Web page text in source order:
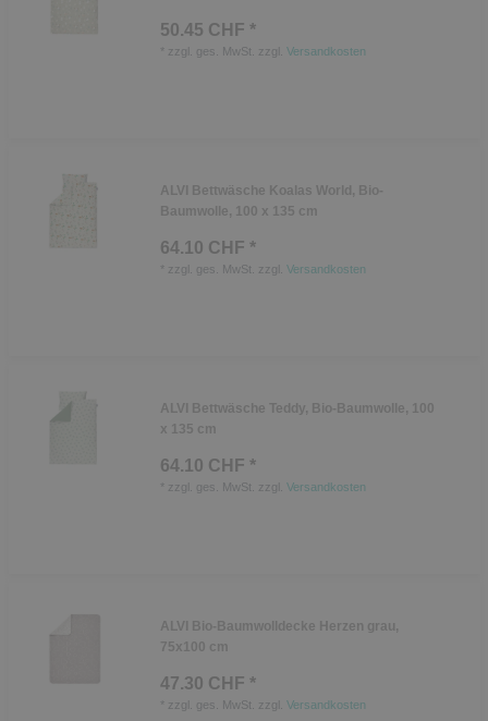
50.45 CHF *
zzgl. ges. MwSt. zzgl. Versandkosten
ALVI Bettwäsche Koalas World, Bio-
Baumwolle, 100 x 135 cm
64.10 CHF *
zzgl. ges. MwSt. zzgl. Versandkosten
ALVI Bettwäsche Teddy, Bio-Baumwolle, 100
x 135 cm
64.10 CHF *
zzgl. ges. MwSt. zzgl. Versandkosten
ALVI Bio-Baumwolldecke Herzen grau,
75x100 cm
47.30 CHF *
zzgl. ges. MwSt. zzgl. Versandkosten